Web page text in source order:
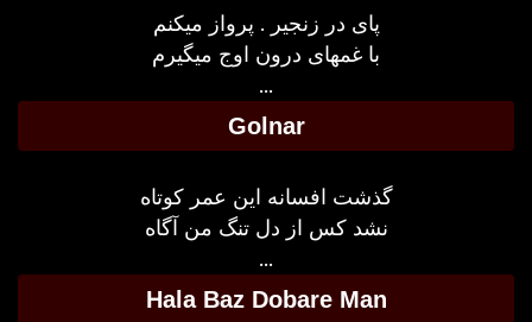
پای در زنجیر . پرواز میکنم
با غمهای درون اوج میگیرم
...
Golnar
گذشت افسانه این عمر کوتاه
نشد کس از دل تنگ من آگاه
...
Hala Baz Dobare Man